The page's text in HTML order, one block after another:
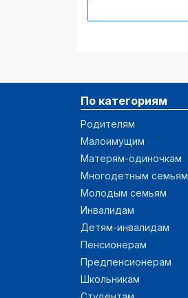
По категориям
Родителям
Малоимущим
Матерям-одиночкам
Многодетным семьям
Молодым семьям
Инвалидам
Детям-инвалидам
Пенсионерам
Предпенсионерам
Школьникам